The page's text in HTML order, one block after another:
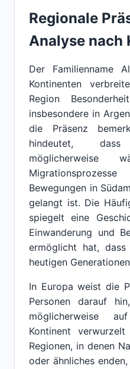
Regionale
Analyse nach
Der Familienname
Kontinenten
Region
insbesondere in
die Präsenz
hindeutet,
möglicherweise
Bewegungen in
gelangt ist. Die
spiegelt eine
Einwanderung und
ermöglicht hat,
heutigen
In Europa weist die
Personen darauf
möglicherweise
Kontinent
Regionen, in denen
oder ähnliches